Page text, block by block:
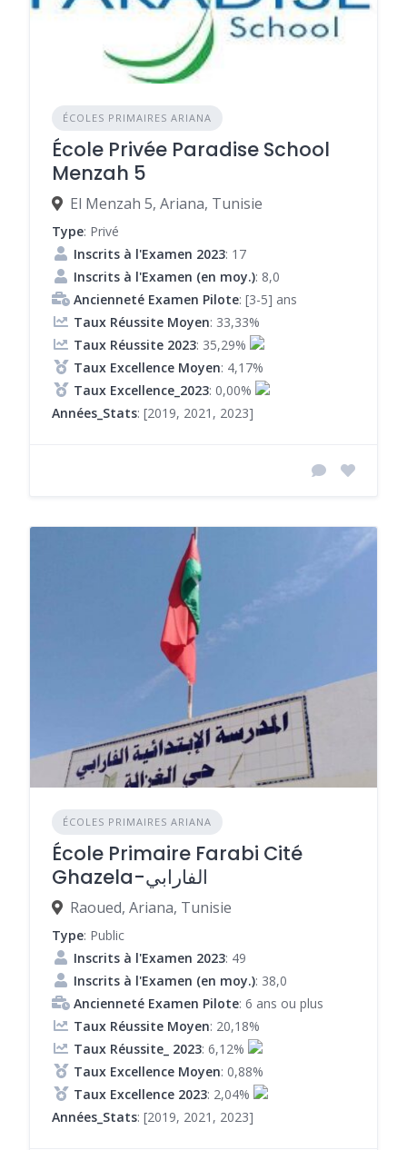
ÉCOLES PRIMAIRES ARIANA
École Privée Paradise School
Menzah 5
El Menzah 5, Ariana, Tunisie
Type: Privé
Inscrits à l'Examen 2023: 17
Inscrits à l'Examen (en moy.): 8,0
Ancienneté Examen Pilote: [3-5] ans
Taux Réussite Moyen: 33,33%
Taux Réussite 2023: 35,29%
Taux Excellence Moyen: 4,17%
Taux Excellence_2023: 0,00%
Années_Stats: [2019, 2021, 2023]
ÉCOLES PRIMAIRES ARIANA
École Primaire Farabi Cité
Ghazela-الفارابي
Raoued, Ariana, Tunisie
Type: Public
Inscrits à l'Examen 2023: 49
Inscrits à l'Examen (en moy.): 38,0
Ancienneté Examen Pilote: 6 ans ou plus
Taux Réussite Moyen: 20,18%
Taux Réussite_ 2023: 6,12%
Taux Excellence Moyen: 0,88%
Taux Excellence 2023: 2,04%
Années_Stats: [2019, 2021, 2023]